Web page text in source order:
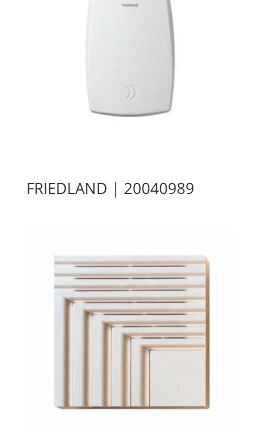
FRIEDLAND | 20040989